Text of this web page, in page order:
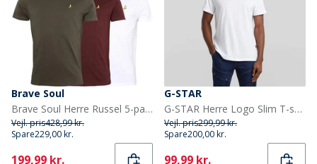
Brave Soul
Brave Soul Herre Russel 5-pak T-shirts Sort/Hvid/Blå/Khaki/Burgunder
Vejl. pris428,99 kr.
Spare229,00 kr.
Current
199,99 kr.
G-STAR
G-STAR Herre Logo Slim T-shirt Hvid
Vejl. pris299,99 kr.
Spare200,00 kr.
Current
99,99 kr.